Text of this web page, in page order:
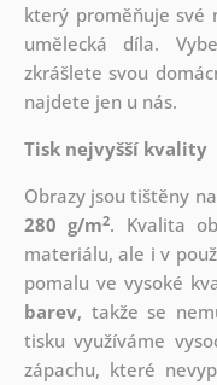
který proměňuje své
umělecká díla.
zkrášlete svou
najdete jen u nás.
Tisk nejvyšší kvality
Obrazy jsou tištěny
280 g/m2. Kvalita
materiálu, ale i v
pomalu ve vysoké
barev, takže se
tisku využíváme
zápachu, které